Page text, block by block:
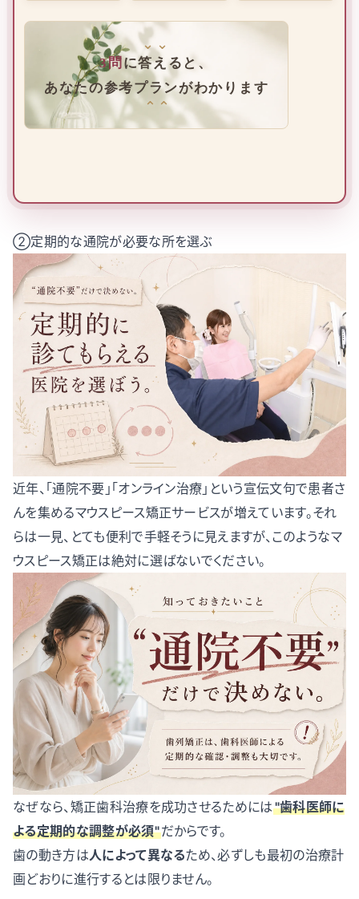
⌄⌄
3問に答えると、
あなたの参考プランがわかります
⌄⌄
②定期的な通院が必要な所を選ぶ
近年、「通院不要」「オンライン治療」という宣伝文句で患者さ
んを集めるマウスピース矯正サービスが増えています。それ
らは一見、とても便利で手軽そうに見えますが、このようなマ
ウスピース矯正は絶対に選ばないでください。
なぜなら、矯正歯科治療を成功させるためには"歯科医師に
よる定期的な調整が必須"だからです。
歯の動き方は人によって異なるため、必ずしも最初の治療計
画どおりに進行するとは限りません。